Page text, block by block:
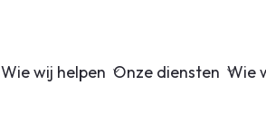
Wie wij helpen Onze diensten Wie